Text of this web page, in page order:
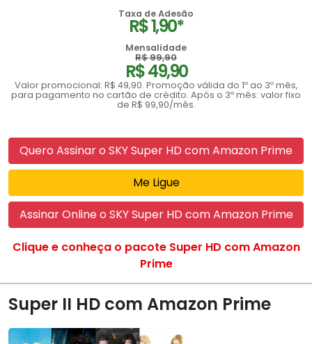
Taxa de Adesão
R$ 1,90*
Mensalidade
R$ 99,90
R$ 49,90
Valor promocional: R$ 49,90. Promoção válida do 1º ao 3º mês,
para pagamento no cartão de crédito. Após o 3º mês: valor fixo
de R$ 99,90/mês.
Quero Assinar o SKY Super HD com Amazon Prime
Me Ligue
Assinar Online o SKY Super HD com Amazon Prime
Clique e conheça o pacote Super HD com Amazon
Prime
Super II HD com Amazon Prime